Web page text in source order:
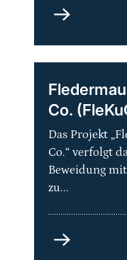
–
Schutz
und
ihrer
Lebensräume
in
Deutschland
Co.
Das Projekt
Co.“ verfolgt
Beweidung
zu...